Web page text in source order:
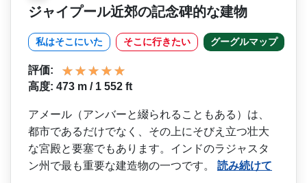
ジャイプール近郊の記念碑的な建物
私はそこにいた そこに行きたい グーグルマップ
評価:
高度: 473 m / 1 552 ft
アメール（アンバーと綴られ­ることもある）は、
都市であるだけでなく、その上に­そびえ立つ壮大
な宮殿と要塞でもあります。インドの­ラジャスタ
ン州で最も重要な建造物の一つです。 読み続けて